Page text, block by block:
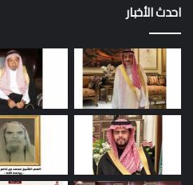
احدث الأخبار